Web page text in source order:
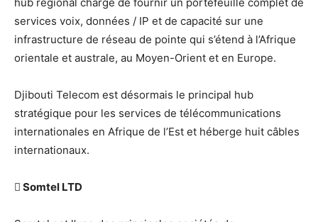
services voix, données / IP et de capacité sur une
infrastructure de réseau de pointe qui s’étend à l’Afrique
orientale et australe, au Moyen-Orient et en Europe.
Djibouti Telecom est désormais le principal hub
stratégique pour les services de télécommunications
internationales en Afrique de l’Est et héberge huit câbles
internationaux.
 Somtel LTD